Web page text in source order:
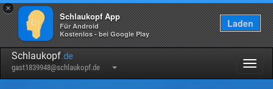
×
Schlaukopf App
Für Android
Kostenlos - bei Google Play
Laden
Schlaukopf.de
gast1839948@schlaukopf.de